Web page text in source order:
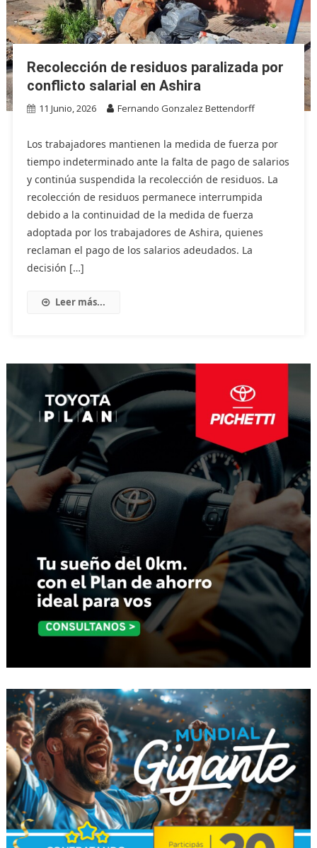
Recolección de residuos paralizada por
conflicto salarial en Ashira
11 Junio, 2026 Fernando Gonzalez Bettendorff
Los trabajadores mantienen la medida de fuerza por
tiempo indeterminado ante la falta de pago de salarios
y continúa suspendida la recolección de residuos. La
recolección de residuos permanece interrumpida
debido a la continuidad de la medida de fuerza
adoptada por los trabajadores de Ashira, quienes
reclaman el pago de los salarios adeudados. La
decisión […]
Leer más...